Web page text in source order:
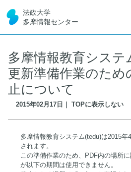
法政大学
多摩情報センター
多摩情報教育システ
更新準備作業のため
止について
2015年02月17日｜ TOPに表示しない
多摩情報教育システム(tedu)は2015
されます。
この準備作業のため、PDF内の場所
が以下の期間は使用できません。